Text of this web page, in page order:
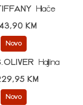
Hlače
KM
Novo
Haljina
KM
Novo